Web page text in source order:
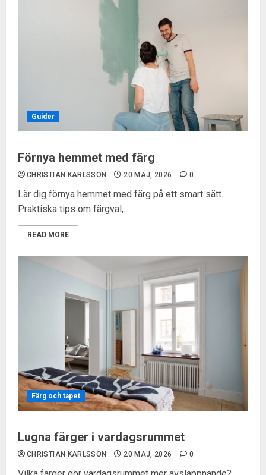
Guider
Förnya hemmet med färg
CHRISTIAN KARLSSON 20 MAJ, 2026 0
Lär dig förnya hemmet med färg på ett smart sätt.
Praktiska tips om färgval,...
READ MORE
Färg och tapet
Lugna färger i vardagsrummet
CHRISTIAN KARLSSON 20 MAJ, 2026 0